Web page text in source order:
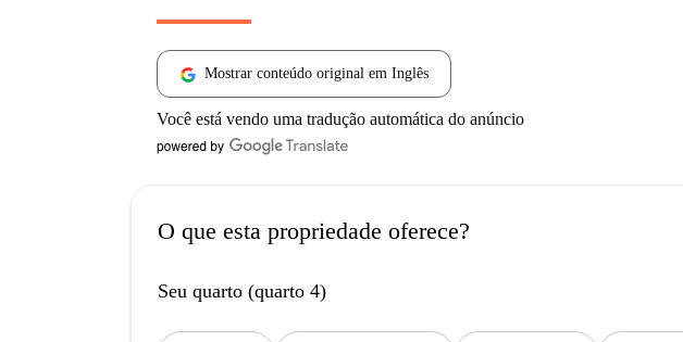
Mostrar conteúdo original em Inglês
Você está vendo uma tradução automática do anúncio
O que esta propriedade oferece?
Seu quarto (quarto 4)